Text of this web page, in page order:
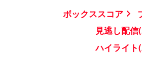
ボックススコア
見逃し配
ハイライト